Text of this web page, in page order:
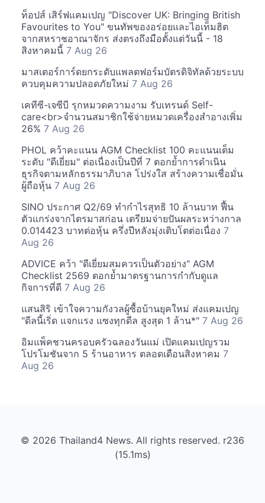
ท็อปส์ เสิร์ฟแคมเปญ "Discover UK: Bringing British
Favourites to You" ขนทัพของอร่อยและไอเท็มฮิต
จากสหราชอาณาจักร ส่งตรงถึงมือตั้งแต่วันนี้ - 18
สิงหาคมนี้ 7 Aug 26
มาสเตอร์การ์ดยกระดับแพลตฟอร์มบัตรดิจิทัลด้วยระบบ
ควบคุมความปลอดภัยใหม่ 7 Aug 26
เคทีซี-เจซีบี รุกหมวดความงาม รับเทรนด์ Self-
care<br>จำนวนสมาชิกใช้จ่ายหมวดเครื่องสำอางเพิ่ม
26% 7 Aug 26
PHOL คว้าคะแนน AGM Checklist 100 คะแนนเต็ม
ระดับ "ดีเยี่ยม" ต่อเนื่องเป็นปีที่ 7 ตอกย้ำการดำเนิน
ธุรกิจตามหลักธรรมาภิบาล โปร่งใส สร้างความเชื่อมั่น
ผู้ถือหุ้น 7 Aug 26
SINO ประกาศ Q2/69 ทำกำไรสุทธิ 10 ล้านบาท ฟื้น
ตัวแกร่งจากไตรมาสก่อน เตรียมจ่ายปันผลระหว่างกาล
0.014423 บาทต่อหุ้น ครึ่งปีหลังมุ่งเติบโตต่อเนื่อง 7
Aug 26
ADVICE คว้า "ดีเยี่ยมสมควรเป็นตัวอย่าง" AGM
Checklist 2569 ตอกย้ำมาตรฐานการกำกับดูแล
กิจการที่ดี 7 Aug 26
แสนสิริ เข้าใจความกังวลผู้ซื้อบ้านยุคใหม่ ส่งแคมเปญ
"ดีลนี้เริ่ด แจกแรง แซงทุกดีล สูงสุด 1 ล้าน*" 7 Aug 26
อิมแพ็คชวนครอบครัวฉลองวันแม่ เปิดแคมเปญรวม
โปรโมชันจาก 5 ร้านอาหาร ตลอดเดือนสิงหาคม 7
Aug 26
© 2026 Thailand4 News. All rights reserved. r236
(15.1ms)